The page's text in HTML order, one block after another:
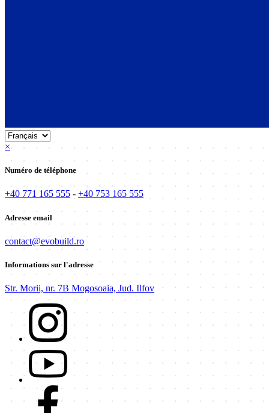
×
Numéro de téléphone
+40 771 165 555 - +40 753 165 555
Adresse email
contact@evobuild.ro
Informations sur l'adresse
Str. Morii, nr. 7B Mogosoaia, Jud. Ilfov